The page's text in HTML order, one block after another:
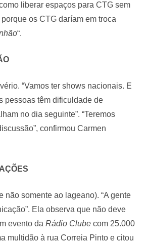
liberar espaços para CTG sem
os CTG daríam em troca
“.
“Vamos ter shows nacionais. E
pessoas têm dificuldade de
no dia seguinte”. “Teremos
confirmou Carmen
somente ao lageano). “A gente
Ela observa que não deve
evento da Rádio Clube com 25.000
multidão à rua Correia Pinto e citou